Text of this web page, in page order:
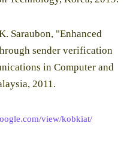
Saraubon, "Enhanced
sender verification
in Computer and
2011.
view/kobkiat/